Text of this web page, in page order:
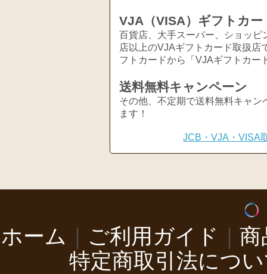
VJA（VISA）ギフトカー
百貨店、大手スーパー、ショッ
店以上のVJAギフトカード取扱店
フトカードから「VJAギフトカー
送料無料キャンペーン
その他、不定期で送料無料キャ
ます！
JCB・VJA・VISA
ホーム ご利用ガイド
商
特定商取引法につ